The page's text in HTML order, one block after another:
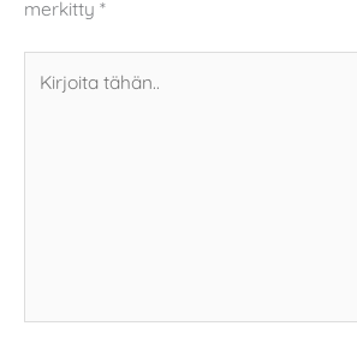
merkitty *
tähän..